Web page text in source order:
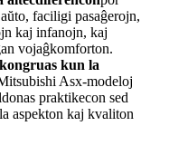
faciligi pasaĝerojn,
kaj infanojn, kaj
vojaĝkomforton.
kun la
Asx-modeloj
praktikecon sed
aspekton kaj kvaliton